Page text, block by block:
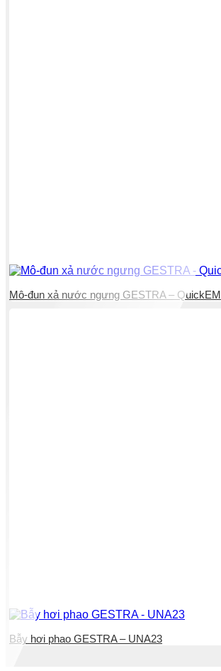
Mô-đun xả nước ngưng GESTRA – QuickEM
Bẫy hơi phao GESTRA – UNA23